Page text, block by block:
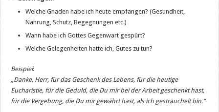
Welche Gnaden habe ich heute empfangen? (Gesundheit,
Nahrung, Schutz, Begegnungen etc.)
Wann habe ich Gottes Gegenwart gespürt?
Welche Gelegenheiten hatte ich, Gutes zu tun?
Beispiel:
„Danke, Herr, für das Geschenk des Lebens, für die heutige
Eucharistie, für die Geduld, die Du mir bei der Arbeit geschenkt hast,
für die Vergebung, die Du mir gewährt hast, als ich gestrauchelt bin.“